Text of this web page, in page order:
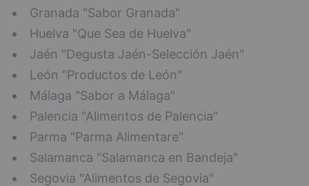
Granada "Sabor Granada"
Huelva "Que Sea de Huelva"
Jaén "Degusta Jaén-Selección Jaén"
León "Productos de León"
Málaga "Sabor a Málaga"
Palencia "Alimentos de Palencia"
Parma "Parma Alimentare"
Salamanca "Salamanca en Bandeja"
Segovia "Alimentos de Segovia"